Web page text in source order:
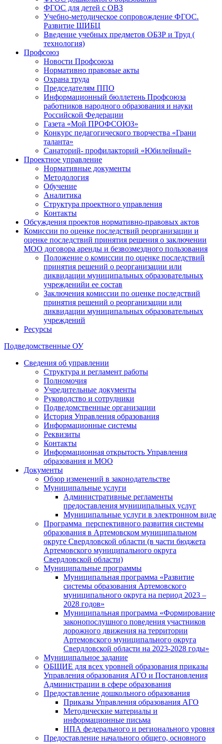
ФГОС для детей с ОВЗ
Учебно-методическое сопровождение ФГОС.
Развитие ШИБЦ
Введение учебных предметов ОБЗР и Труд (
технология)
Профсоюз
Новости Профсоюза
Нормативно правовые акты
Охрана труда
Председателям ППО
Информационный бюллетень Профсоюза
работников народного образования и науки
Российской Федерации
Газета «Мой ПРОФСОЮЗ»
Конкурс педагогического творчества «Грани
таланта»
Санаторий- профилакторий «Юбилейный»
Проектное управление
Нормативные документы
Методология
Обучение
Аналитика
Структура проектного управления
Контакты
Обсуждения проектов нормативно-правовых актов
Комиссии по оценке последствий реорганизации и
оценке последствий принятия решения о заключении
МОО договора аренды и безвозмездного пользования
Положение о комиссии по оценке последствий
принятия решений о реорганизации или
ликвидации муниципальных образовательных
учрежденийи ее состав
Заключения комиссии по оценке последствий
принятия решений о реорганизации или
ликвидации муниципальных образовательных
учреждений
Ресурсы
Подведомственные ОУ
Сведения об управлении
Структура и регламент работы
Полномочия
Учредительные документы
Руководство и сотрудники
Подведомственные организации
История Управления образования
Информационные системы
Реквизиты
Контакты
Информационная открытость Управления
образования и МОО
Документы
Обзор изменений в законодательстве
Муниципальные услуги
Административные регламенты
предоставления муниципальных услуг
Муниципальные услуги в электронном виде
Программа перспективного развития системы
образования в Артемовском муниципальном
округе Свердловской области (в части бюджета
Артемовского муниципального округа
Свердловской области)
Муниципальные программы
Муниципальная программа «Развитие
системы образования Артемовского
муниципального округа на период 2023 –
2028 годов»
Муниципальная программа «Формирование
законопослушного поведения участников
дорожного движения на территории
Артемовского муниципального округа
Свердловской области на 2023-2028 годы»
Муниципальное задание
ОБЩИЕ для всех уровней образования приказы
Управления образования АГО и Постановления
Администрации в сфере образования
Предоставление дошкольного образования
Приказы Управления образования АГО
Методические материалы и
информационные письма
НПА федерального и регионального уровня
Предоставление начального общего, основного